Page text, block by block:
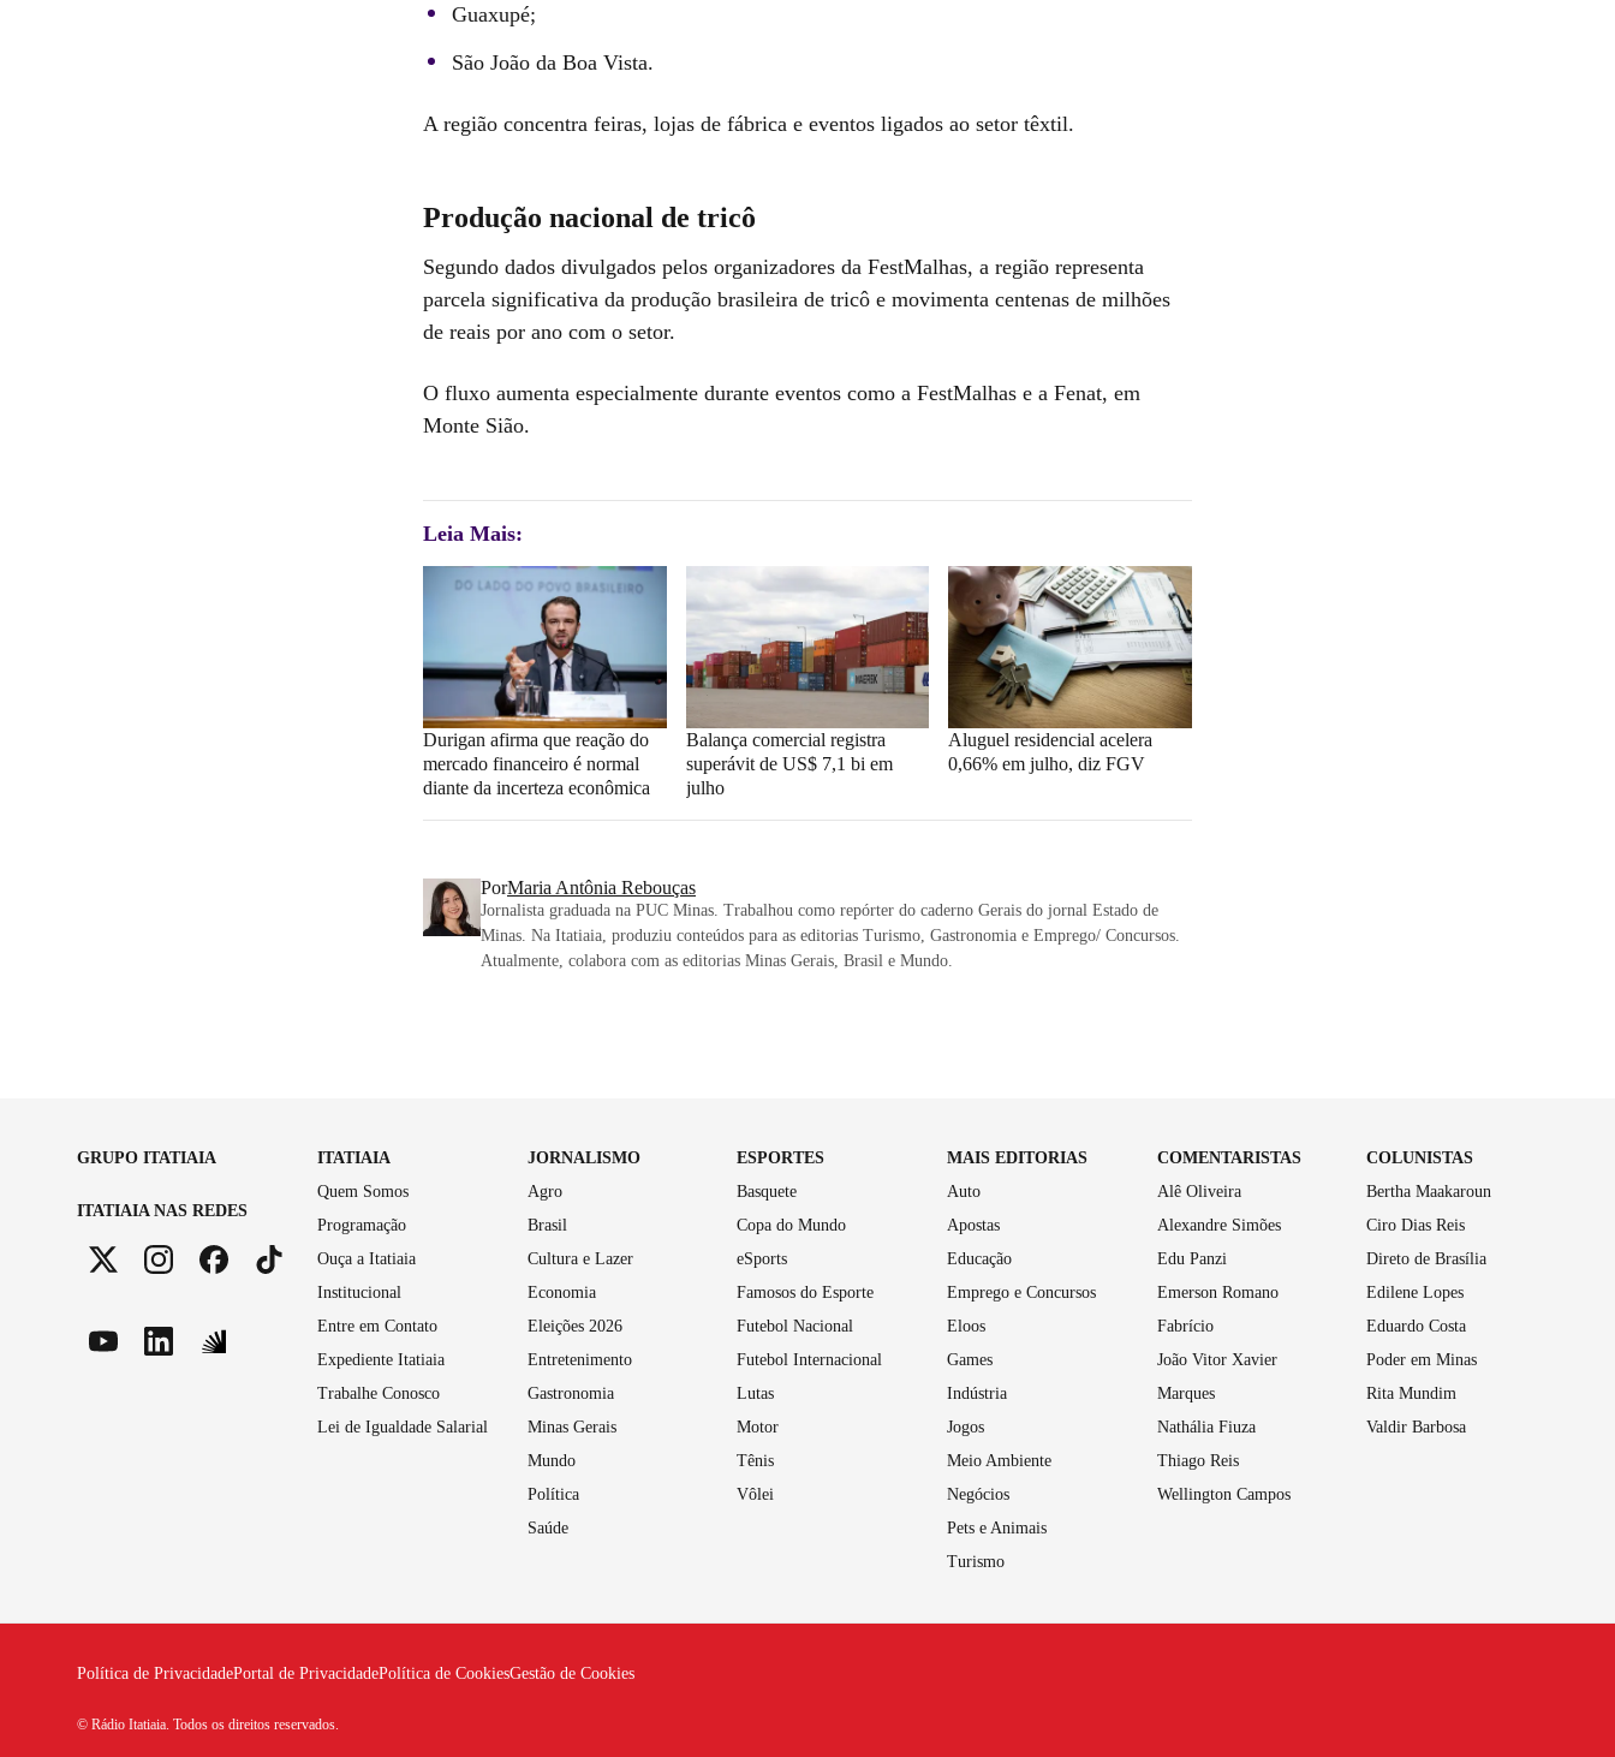
Guaxupé;
São João da Boa Vista.
A região concentra feiras, lojas de fábrica e eventos ligados ao setor têxtil.
Produção nacional de tricô
Segundo dados divulgados pelos organizadores da FestMalhas, a região representa
parcela significativa da produção brasileira de tricô e movimenta centenas de milhões
de reais por ano com o setor.
O fluxo aumenta especialmente durante eventos como a FestMalhas e a Fenat, em
Monte Sião.
Leia Mais:
Durigan afirma que reação do
mercado financeiro é normal
diante da incerteza econômica
Balança comercial registra
superávit de US$ 7,1 bi em
julho
Aluguel residencial acelera
0,66% em julho, diz FGV
PorMaria Antônia Rebouças
Jornalista graduada na PUC Minas. Trabalhou como repórter do caderno Gerais do jornal Estado de
Minas. Na Itatiaia, produziu conteúdos para as editorias Turismo, Gastronomia e Emprego/ Concursos.
Atualmente, colabora com as editorias Minas Gerais, Brasil e Mundo.
GRUPO ITATIAIA
ITATIAIA NAS REDES
ITATIAIA
Quem Somos
Programação
Ouça a Itatiaia
Institucional
Entre em Contato
Expediente Itatiaia
Trabalhe Conosco
Lei de Igualdade Salarial
JORNALISMO
Agro
Brasil
Cultura e Lazer
Economia
Eleições 2026
Entretenimento
Gastronomia
Minas Gerais
Mundo
Política
Saúde
ESPORTES
Basquete
Copa do Mundo
eSports
Famosos do Esporte
Futebol Nacional
Futebol Internacional
Lutas
Motor
Tênis
Vôlei
MAIS EDITORIAS
Auto
Apostas
Educação
Emprego e Concursos
Eloos
Games
Indústria
Jogos
Meio Ambiente
Negócios
Pets e Animais
Turismo
COMENTARISTAS
Alê Oliveira
Alexandre Simões
Edu Panzi
Emerson Romano
Fabrício
João Vitor Xavier
Marques
Nathália Fiuza
Thiago Reis
Wellington Campos
COLUNISTAS
Bertha Maakaroun
Ciro Dias Reis
Direto de Brasília
Edilene Lopes
Eduardo Costa
Poder em Minas
Rita Mundim
Valdir Barbosa
Política de PrivacidadePortal de PrivacidadePolítica de CookiesGestão de Cookies
© Rádio Itatiaia. Todos os direitos reservados.